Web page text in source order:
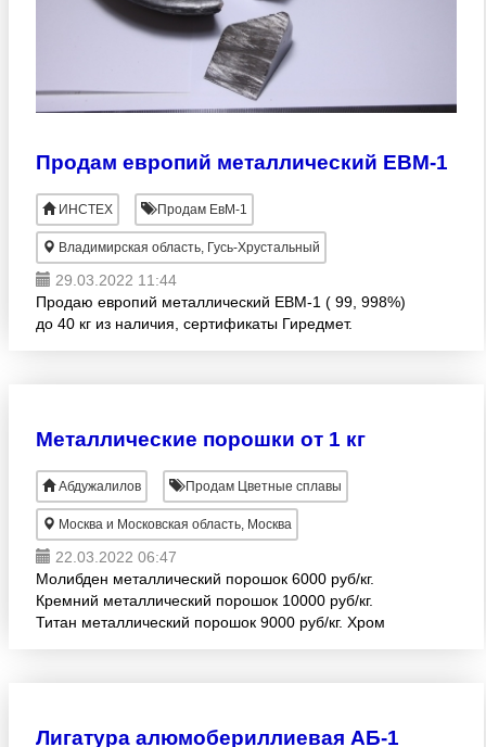
Продам европий металлический ЕВМ-1
ИНСТЕХ Продам ЕвМ-1
Владимирская область, Гусь-Хрустальный
29.03.2022 11:44
Продаю европий металлический ЕВМ-1 ( 99, 998%)
до 40 кг из наличия, сертификаты Гиредмет.
Металлические порошки от 1 кг
Абдужалилов Продам Цветные сплавы
Москва и Московская область, Москва
22.03.2022 06:47
Молибден металлический порошок 6000 руб/кг.
Кремний металлический порошок 10000 руб/кг.
Титан металлический порошок 9000 руб/кг. Хром
Лигатура алюмобериллиевая АБ-1